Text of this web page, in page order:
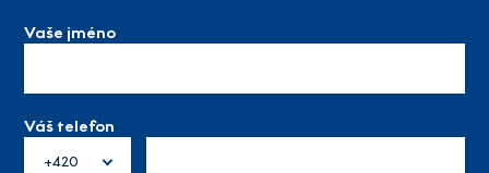
Vaše jméno
Váš telefon
+420